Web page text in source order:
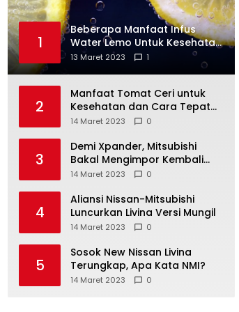
1
Beberapa Manfaat Infus
Water Lemo Untuk Kesehatan
Anda
13 Maret 2023 1
2
Manfaat Tomat Ceri untuk
Kesehatan dan Cara Tepat
Mengonsumsinya
14 Maret 2023 0
3
Demi Xpander, Mitsubishi
Bakal Mengimpor Kembali
Pajero Sport
14 Maret 2023 0
4
Aliansi Nissan-Mitsubishi
Luncurkan Livina Versi Mungil
14 Maret 2023 0
5
Sosok New Nissan Livina
Terungkap, Apa Kata NMI?
14 Maret 2023 0